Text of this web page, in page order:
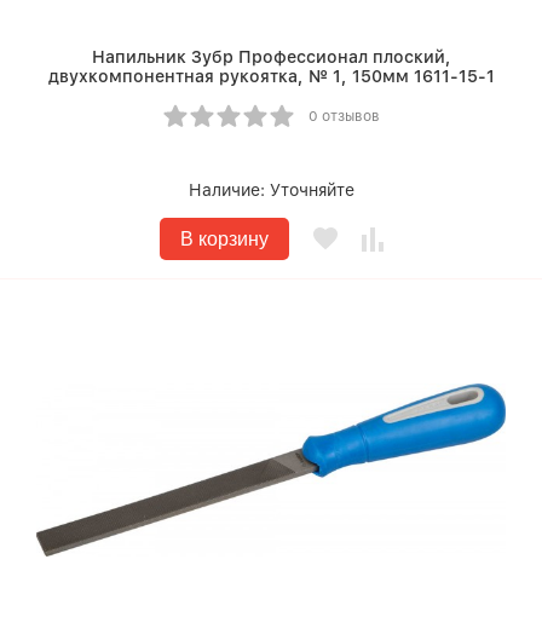
Напильник Зубр Профессионал плоский,
двухкомпонентная рукоятка, № 1, 150мм 1611-15-1
0 отзывов
Наличие: Уточняйте
В корзину